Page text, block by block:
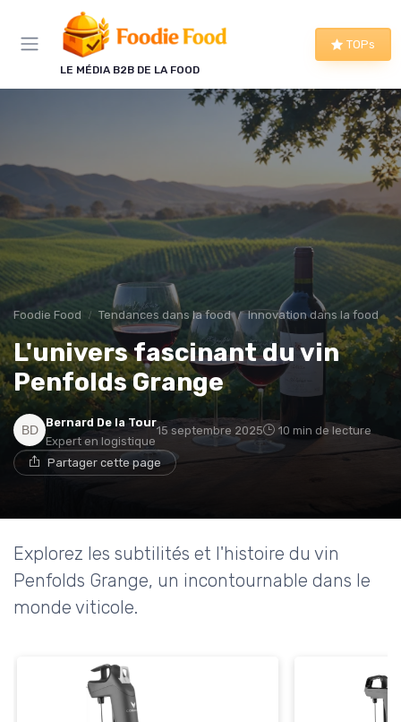
LE MÉDIA B2B DE LA FOOD
TOPs
Foodie Food Tendances dans la food Innovation dans la food
L'univers fascinant du vin
Penfolds Grange
Bernard De la Tour
Expert en logistique
15 septembre 2025 10 min de lecture
Partager cette page
Explorez les subtilités et l'histoire du vin
Penfolds Grange, un incontournable dans le
monde viticole.
Panneau de gestion des cookies